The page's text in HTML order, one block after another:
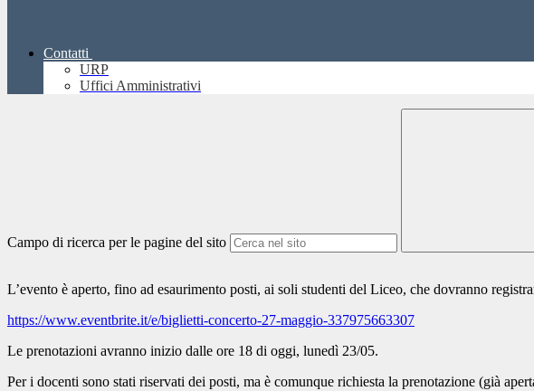
Contatti
URP
Uffici Amministrativi
Campo di ricerca per le pagine del sito
L’evento è aperto, fino ad esaurimento posti, ai soli studenti del Liceo, che dovranno
https://www.eventbrite.it/e/biglietti-concerto-27-maggio-337975663307
Le prenotazioni avranno inizio dalle ore 18 di oggi, lunedì 23/05.
Per i docenti sono stati riservati dei posti, ma è comunque richiesta la prenotazione (già